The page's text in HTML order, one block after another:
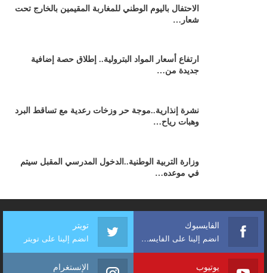
الاحتفال باليوم الوطني للمغاربة المقيمين بالخارج تحت
شعار…
ارتفاع أسعار المواد البترولية.. إطلاق حصة إضافية
جديدة من…
نشرة إنذارية..موجة حر وزخات رعدية مع تساقط البرد
وهبات رياح…
وزارة التربية الوطنية..الدخول المدرسي المقبل سیتم
في موعده…
الفايسبوك
انضم إلينا على الفايسبوك
تويتر
انضم إلينا على تويتر
يوتيوب الإنستغرام